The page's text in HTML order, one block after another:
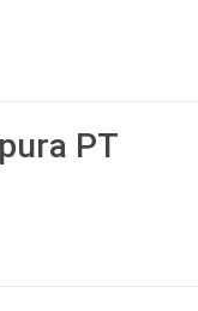
PT